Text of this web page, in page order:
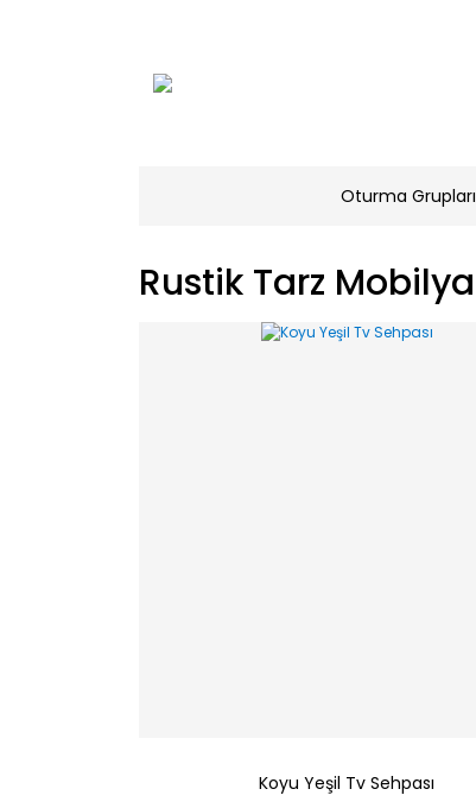
Oturma Grupları
Rustik Tarz Mobilya
Koyu Yeşil Tv Sehpası